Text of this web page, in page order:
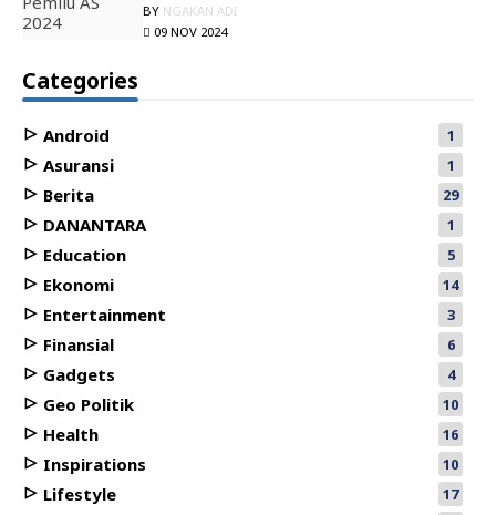
BY NGAKAN ADI
09 NOV 2024
Categories
Android 1
Asuransi 1
Berita 29
DANANTARA 1
Education 5
Ekonomi 14
Entertainment 3
Finansial 6
Gadgets 4
Geo Politik 10
Health 16
Inspirations 10
Lifestyle 17